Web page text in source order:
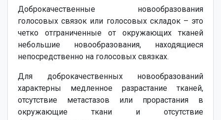
Доброкачественные новообразования
голосовых связок или голосовых складок – это
четко отграниченные от окружающих тканей
небольшие новообразования, находящиеся
непосредственно на голосовых связках.
Для доброкачественных новообразований
характерны медленное разрастание тканей,
отсутствие метастазов или прорастания в
окружающие ткани и отсутствие